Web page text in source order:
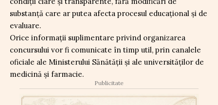
substanță care ar putea afecta procesul educațional și de
evaluare.
Orice informații suplimentare privind organizarea
concursului vor fi comunicate în timp util, prin canalele
oficiale ale Ministerului Sănătății și ale universităților de
medicină și farmacie.
Publicitate